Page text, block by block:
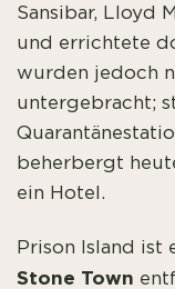
Sansibar, Lloyd
und errichtete
wurden jedoch
untergebracht;
beherbergt
ein Hotel.
Prison Island ist
Stone Town